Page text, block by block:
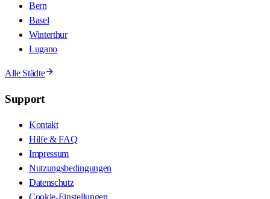
Bern
Basel
Winterthur
Lugano
Alle Städte
Support
Kontakt
Hilfe & FAQ
Impressum
Nutzungsbedingungen
Datenschutz
Cookie-Einstellungen